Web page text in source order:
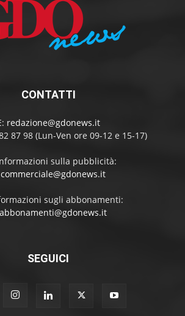
CONTATTI
redazione@gdonews.it
87 98 (Lun-Ven ore 09-12 e 15-17)
sulla pubblicità:
commerciale@gdonews.it
sugli abbonamenti:
abbonamenti@gdonews.it
SEGUICI